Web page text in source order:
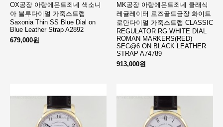
OX공장 아랑에운트죄네 색소니
아 블루다이얼 가죽스트랩
Saxonia Thin SS Blue Dial on
Blue Leather Strap A2892
679,000원
MK공장 아랑에운트죄네 클래식
레귤레이터 로즈골드금장 화이트
로만다이얼 가죽스트랩 CLASSIC
REGULATOR RG WHITE DIAL
ROMAN MARKERS(RED)
SEC@6 ON BLACK LEATHER
STRAP A74789
913,000원